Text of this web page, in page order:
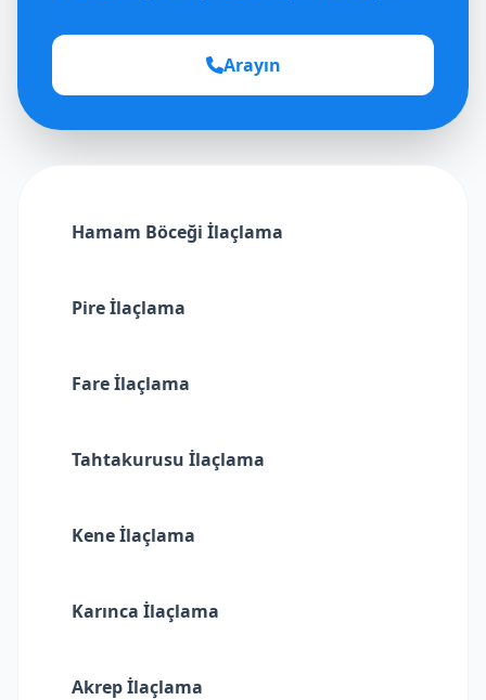
Arayın
Hamam Böceği İlaçlama
Pire İlaçlama
Fare İlaçlama
Tahtakurusu İlaçlama
Kene İlaçlama
Karınca İlaçlama
Akrep İlaçlama